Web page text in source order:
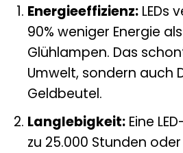
Energieeffizienz:LEDs
90% weniger Energie
Glühlampen. Das
Umwelt, sondern auch
Geldbeutel.
Langlebigkeit:Eine
zu 25.000 Stunden